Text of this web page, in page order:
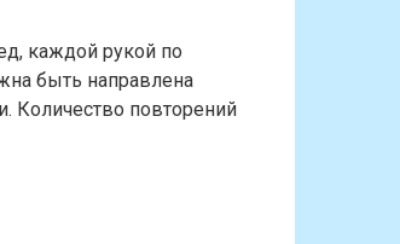
каждой рукой по
быть направлена
Количество повторений